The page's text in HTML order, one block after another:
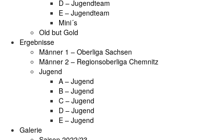
D – Jugendteam
E – Jugendteam
Mini´s
Old but Gold
Ergebnisse
Männer 1 – Oberliga Sachsen
Männer 2 – Regionsoberliga Chemnitz
Jugend
A – Jugend
B – Jugend
C – Jugend
D – Jugend
E – Jugend
Galerie